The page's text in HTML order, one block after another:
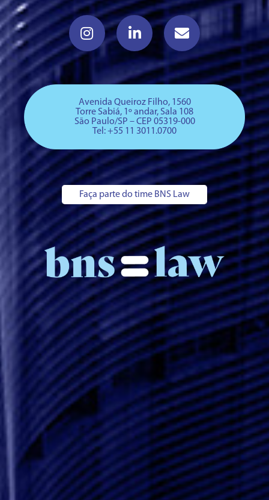
Avenida Queiroz Filho, 1560
Torre Sabiá, 1º andar, Sala 108
São Paulo/SP – CEP 05319-000
Tel: +55 11 3011.0700
Faça parte do time BNS Law